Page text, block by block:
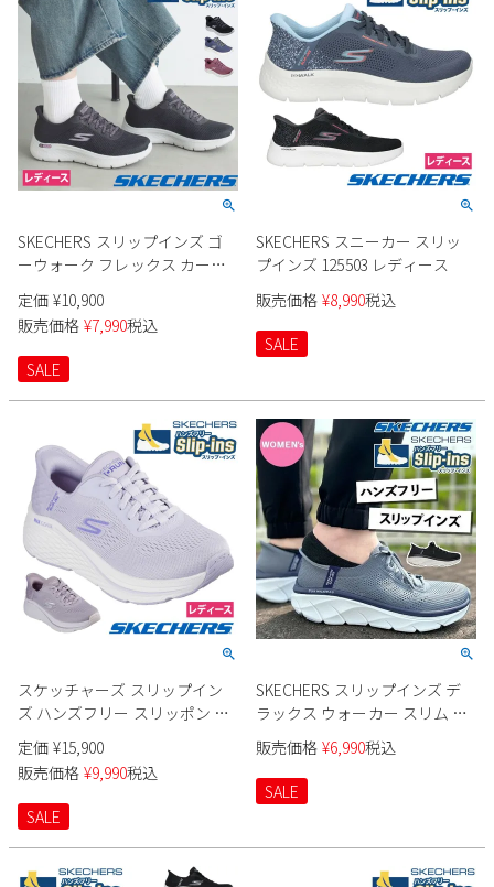
SKECHERS スリップインズ ゴ
ーウォーク フレックス カーラ
125516 レディース
定価 ¥10,900
販売価格 ¥7,990税込
SALE
SKECHERS スニーカー スリッ
プインズ 125503 レディース
販売価格 ¥8,990税込
SALE
スケッチャーズ スリップイン
ズ ハンズフリー スリッポン ス
ニーカー フィットネスシュー
ズ レディース マックス クッシ
ョニング エリート バニッシュ
Slip-ins SKECHERS 129606 MAX
CUSHIONING ELITE VANISH LAV
MVE ノーマル幅 履きやすい 運
動 スポーツ 紐靴
定価 ¥15,900
販売価格 ¥9,990税込
SALE
SKECHERS スリップインズ デ
ラックス ウォーカー スリム ム
ーブメント 150105 レディース
販売価格 ¥6,990税込
SALE